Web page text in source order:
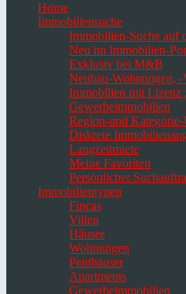
Home
Immobiliensuche
Immobilien-Suche
Neu im Immobilien-
Exklusiv bei M&B
Neubau-Wohnungen,
Immobilien mit Lizenz
Gewerbeimmobilien
Region-und
Diskrete
Langzeitmiete
Meine Favoriten
Persönlicher
Immobilientypen
Fincas
Villen
Häuser
Wohnungen
Penthäuser
Apartments
Gewerbeimmobilien